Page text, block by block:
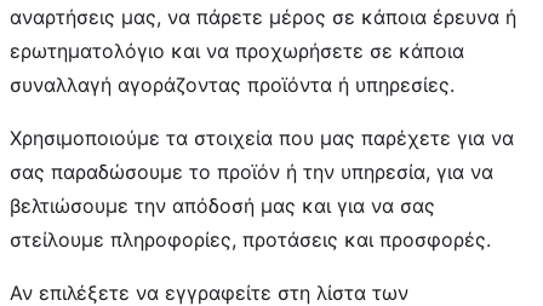
αναρτήσεις μας, να πάρετε μέρος σε κάποια έρευνα ή
ερωτηματολόγιο και να προχωρήσετε σε κάποια
συναλλαγή αγοράζοντας προϊόντα ή υπηρεσίες.
Χρησιμοποιούμε τα στοιχεία που μας παρέχετε για να
σας παραδώσουμε το προϊόν ή την υπηρεσία, για να
βελτιώσουμε την απόδοσή μας και για να σας
στείλουμε πληροφορίες, προτάσεις και προσφορές.
Αν επιλέξετε να εγγραφείτε στη λίστα των